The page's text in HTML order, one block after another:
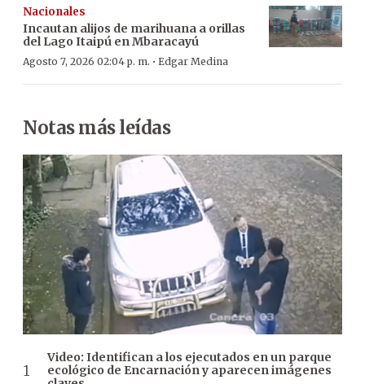
Nacionales
Incautan alijos de marihuana a orillas
del Lago Itaipú en Mbaracayú
Agosto 7, 2026 02:04 p. m. · Edgar Medina
Notas más leídas
Video: Identifican a los ejecutados en un parque
ecológico de Encarnación y aparecen imágenes